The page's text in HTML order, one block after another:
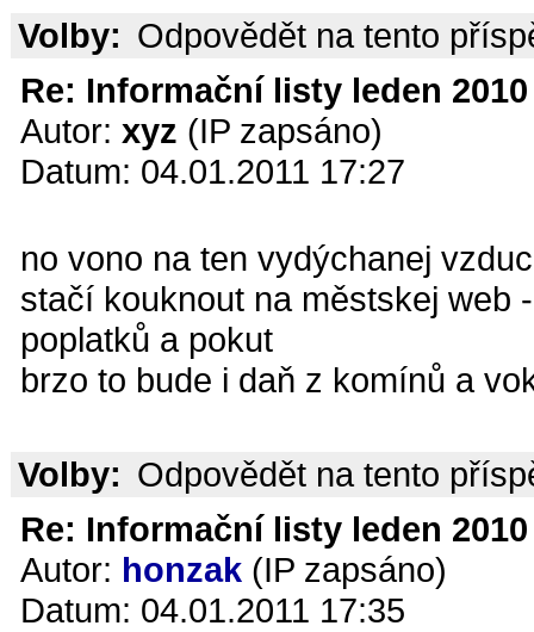
Volby: Odpovědět na tento
Re: Informační listy leden
Autor: xyz (IP zapsáno)
Datum: 04.01.2011 17:27
no vono na ten vydýchanej
stačí kouknout na městskej web
poplatků a pokut
brzo to bude i daň z komínů a
Volby: Odpovědět na tento
Re: Informační listy leden
Autor: honzak (IP zapsáno)
Datum: 04.01.2011 17:35